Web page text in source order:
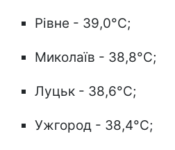
Рівне - 39,0°C;
Миколаїв - 38,8°C;
Луцьк - 38,6°C;
Ужгород - 38,4°C;